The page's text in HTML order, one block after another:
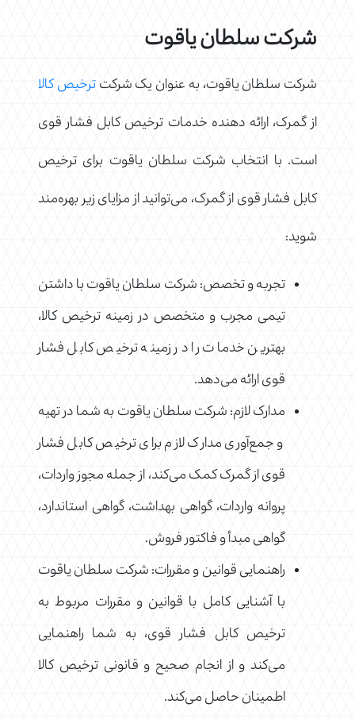
شرکت سلطان یاقوت
شرکت سلطان یاقوت، به عنوان یک شرکتترخیص کالا
از گمرک، ارائه دهنده خدمات ترخیص کابل فشار قوی
است. با انتخاب شرکت سلطان یاقوت برای ترخیص
کابل فشار قوی از گمرک، می‌توانید از مزایای زیر بهره‌مند
شوید:
تجربه و تخصص: شرکت سلطان یاقوت با داشتن
تیمی مجرب و متخصص در زمینه ترخیص کالا،
بهترین خدمات را در زمینه ترخیص کابل فشار
قوی ارائه می‌دهد.
مدارک لازم: شرکت سلطان یاقوت به شما در تهیه
و جمع‌آوری مدارک لازم برای ترخیص کابل فشار
قوی از گمرک کمک می‌کند، از جمله مجوز واردات،
پروانه واردات، گواهی بهداشت، گواهی استاندارد،
گواهی مبدأ و فاکتور فروش.
راهنمایی قوانین و مقررات: شرکت سلطان یاقوت
با آشنایی کامل با قوانین و مقررات مربوط به
ترخیص کابل فشار قوی، به شما راهنمایی
می‌کند و از انجام صحیح و قانونی ترخیص کالا
اطمینان حاصل می‌کند.